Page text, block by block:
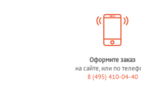
Оформите заказ
на сайте, или по
8 (495) 410-04-40